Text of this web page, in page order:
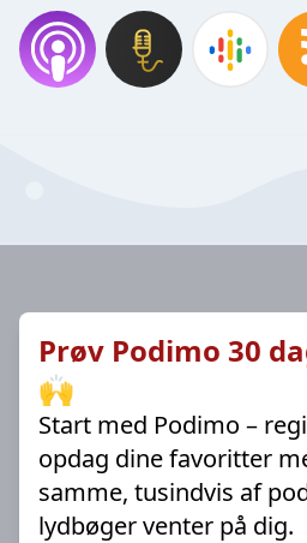
Prøv Podimo 30
🙌
Start med Podimo –
opdag dine favoritter
samme, tusindvis af
lydbøger venter på dig.